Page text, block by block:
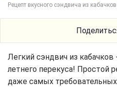
Рецепт вкусного сэндвича из
Легкий сэндвич из кабачков
летнего перекуса! Простой
даже самых